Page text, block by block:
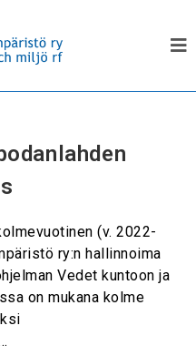
(v. 2022-
ry:n hallinnoima
Vedet kuntoon ja
on mukana kolme